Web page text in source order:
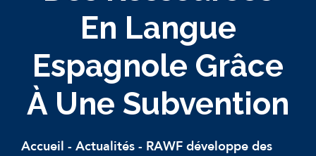
En Langue
Espagnole Grâce
À Une Subvention
Accueil - Actualités - RAWF développe des